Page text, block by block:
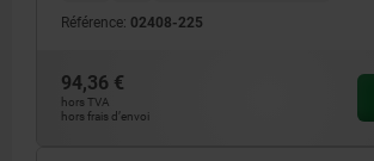
Référence: 02408-225
94,36 €
hors TVA
hors frais d’envoi